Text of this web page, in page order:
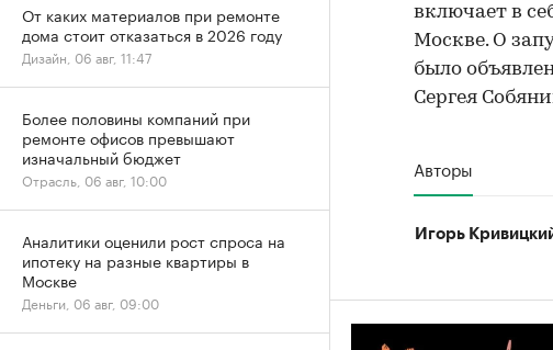
включает в
Москве. О
было
Сергея
Авторы
Игорь
От каких материалов при ремонте
дома стоит отказаться в 2026 году
Дизайн, 06 авг, 11:47
Более половины компаний при
ремонте офисов превышают
изначальный бюджет
Отрасль, 06 авг, 10:00
Аналитики оценили рост спроса на
ипотеку на разные квартиры в
Москве
Деньги, 06 авг, 09:00